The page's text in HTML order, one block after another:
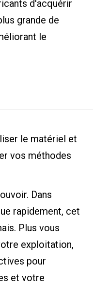
d'acquérir
grande de
le
le matériel et
vos méthodes
Dans
rapidement, cet
Plus vous
exploitation,
pour
et votre